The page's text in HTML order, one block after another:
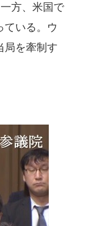
方、米国で
ている。ウ
局を牽制す